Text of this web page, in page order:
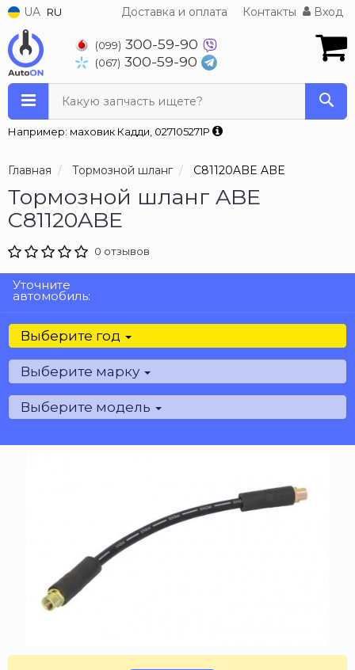
UA RU Доставка и оплата Контакты Вход
(099) 300-59-90
(067) 300-59-90
Какую запчасть ищете?
Например: маховик Кадди, 027105271P
Главная Тормозной шланг C81120ABE ABE
Тормозной шланг ABE
C81120ABE
0 отзывов
Уточните
автомобиль:
Выберите год
Выберите марку
Выберите модель